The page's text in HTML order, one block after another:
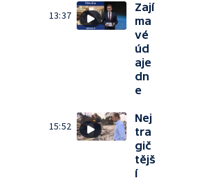
13:37
Zají
ma
vé
úd
aje
dn
e
15:52
Nej
tra
gič
tějš
í